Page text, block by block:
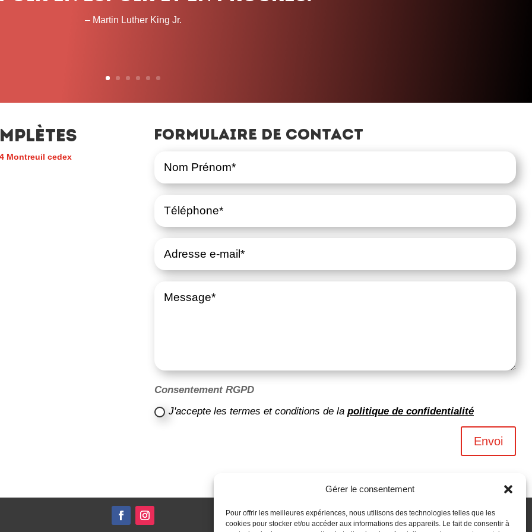
Gérer le consentement
Pour offrir les meilleures expériences, nous utilisons des technologies telles que les
cookies pour stocker et/ou accéder aux informations des appareils. Le fait de consentir à
que cela prendra. »
Montreuil cedex
Formulaire de contact
Consentement RGPD
J'accepte les termes et conditions de la politique de confidentialité
Envoi